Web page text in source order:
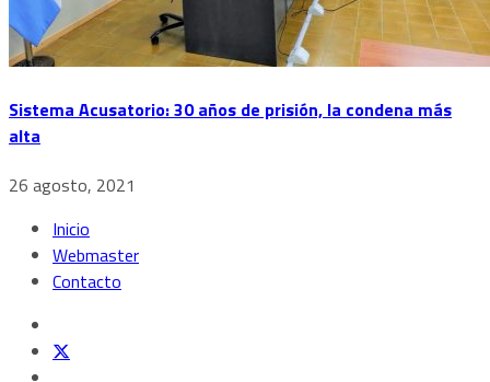
Sistema Acusatorio: 30 años de prisión, la condena más
alta
26 agosto, 2021
Inicio
Webmaster
Contacto